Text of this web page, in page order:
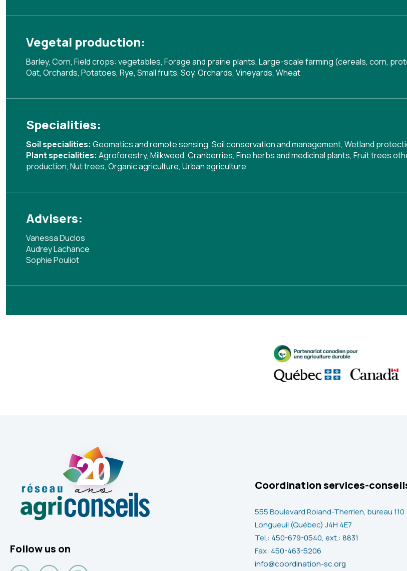
Vegetal production:
Barley, Corn, Field crops: vegetables, Forage and prairie plants, Large-scale farming (cereals, corn,
Oat, Orchards, Potatoes, Rye, Small fruits, Soy, Orchards, Vineyards, Wheat
Specialities:
Soil specialities: Geomatics and remote sensing, Soil conservation and management, Wetland
Plant specialities: Agroforestry, Milkweed, Cranberries, Fine herbs and medicinal plants, Fruit trees
production, Nut trees, Organic agriculture, Urban agriculture
Advisers:
Vanessa Duclos
Audrey Lachance
Sophie Pouliot
Follow us on
Coordination services-
555 Boulevard Roland-Therrien, bureau 110
Longueuil (Québec) J4H 4E7
Tel.: 450-679-0540, ext.: 8831
Fax: 450-463-5206
info@coordination-sc.org